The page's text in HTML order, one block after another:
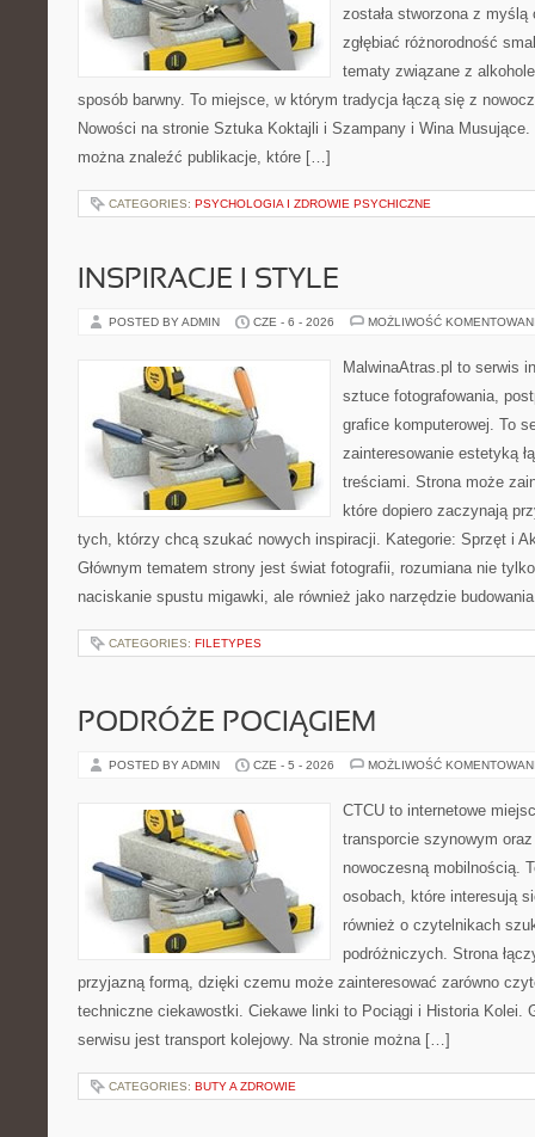
została stworzona z
zgłębiać różnorodność
tematy związane z
sposób barwny. To miejsce, w którym tradycja łączą się z
Nowości na stronie Sztuka Koktajli i Szampany i Wina
można znaleźć publikacje, które […]
CATEGORIES: PSYCHOLOGIA I ZDROWIE PSYCHICZNE
INSPIRACJE I STYLE
POSTED BY ADMIN CZE - 6 - 2026 MOŻLIWOŚĆ
MalwinaAtras.pl to serwis
sztuce fotografowania,
grafice komputerowej. To
zainteresowanie estetyką
treściami. Strona może
które dopiero zaczynają
tych, którzy chcą szukać nowych inspiracji. Kategorie: Sprzęt i
Głównym tematem strony jest świat fotografii, rozumiana nie
naciskanie spustu migawki, ale również jako narzędzie
CATEGORIES: FILETYPES
PODRÓŻE POCIĄGIEM
POSTED BY ADMIN CZE - 5 - 2026 MOŻLIWOŚĆ
CTCU to internetowe
transporcie szynowym
nowoczesną mobilnością.
osobach, które interesują
również o czytelnikach
podróżniczych. Strona
przyjazną formą, dzięki czemu może zainteresować zarówno
techniczne ciekawostki. Ciekawe linki to Pociągi i Historia Kolei.
serwisu jest transport kolejowy. Na stronie można […]
CATEGORIES: BUTY A ZDROWIE